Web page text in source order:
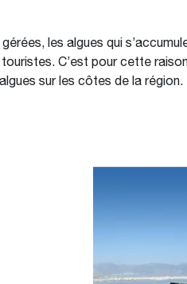
les algues qui
C’est pour cette raison
sur les côtes de la région.